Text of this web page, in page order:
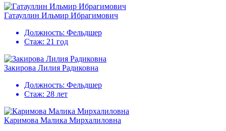
Гатауллин Ильмир Ибрагимович
Должность: Фельдшер
Стаж: 21 год
Закирова Лилия Радиковна
Должность: Фельдшер
Стаж: 28 лет
Каримова Малика Мирхалиловна